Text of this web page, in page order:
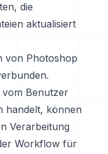
die
aktualisiert
von Photoshop
vom Benutzer
handelt, können
Verarbeitung
Workflow für